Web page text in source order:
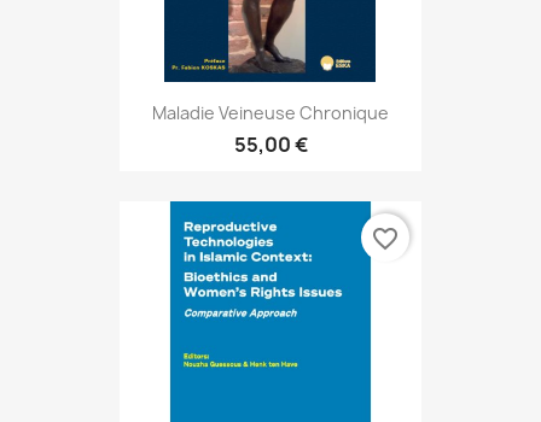
Maladie Veineuse Chronique
55,00 €
favorite_border